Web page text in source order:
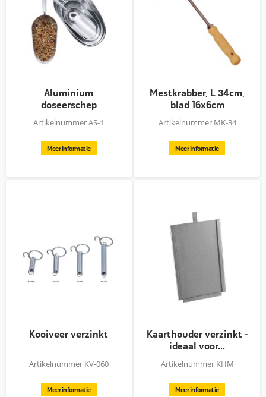
Aluminium
doseerschep
Artikelnummer AS-1
Meer informatie
Mestkrabber, L 34cm,
blad 16x6cm
Artikelnummer MK-34
Meer informatie
Kooiveer verzinkt
Artikelnummer KV-060
Meer informatie
Kaarthouder verzinkt -
ideaal voor...
Artikelnummer KHM
Meer informatie